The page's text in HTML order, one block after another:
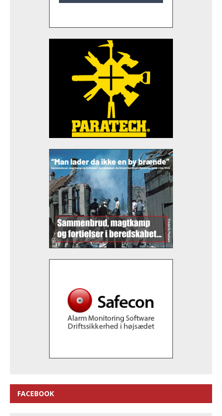
FACEBOOK